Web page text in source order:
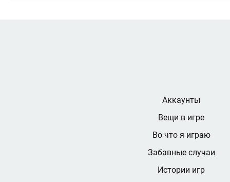
Аккаунты
Вещи в игре
Во что я играю
Забавные случаи
Истории игр